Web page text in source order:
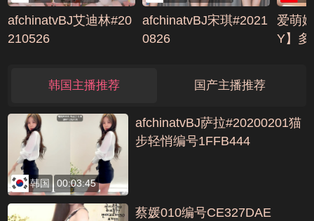
afchinatvBJ艾迪林#20
210526
afchinatvBJ宋琪#2021
0826
爱萌
Y】多
韩国主播推荐 国产主播推荐
韩国 00:03:45
afchinatvBJ萨拉#20200201猫
步轻悄编号1FFB444
蔡媛010编号CE327DAE